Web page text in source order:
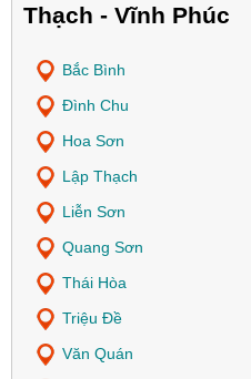
Thạch - Vĩnh Phúc
Bắc Bình
Đình Chu
Hoa Sơn
Lập Thạch
Liễn Sơn
Quang Sơn
Thái Hòa
Triệu Đề
Văn Quán